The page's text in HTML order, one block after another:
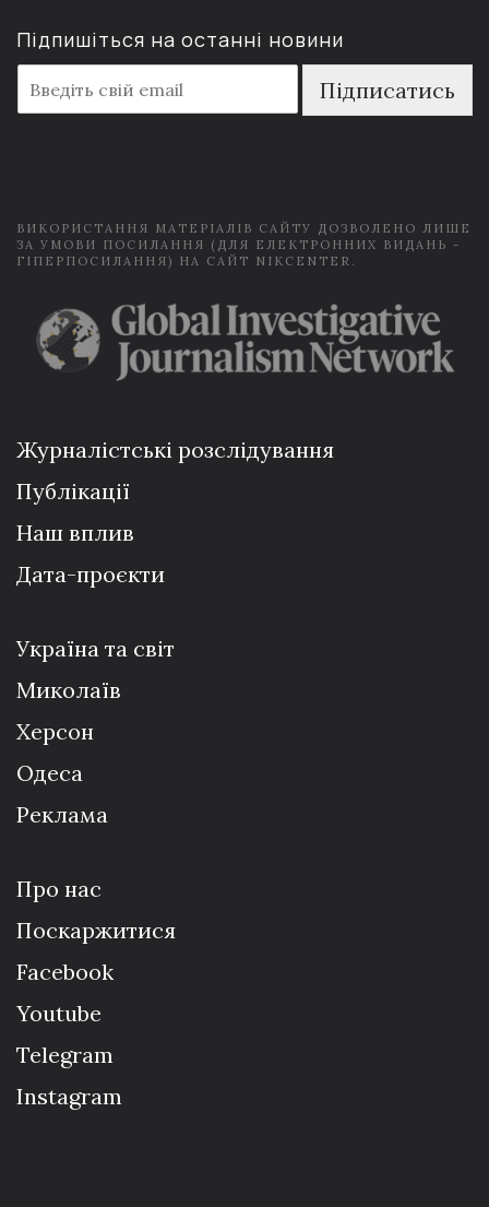
Підпишіться на останні новини
m
a
Підписатись
ВИКОРИСТАННЯ МАТЕРІАЛІВ САЙТУ ДОЗВОЛЕНО ЛИШЕ
ЗА УМОВИ ПОСИЛАННЯ (ДЛЯ ЕЛЕКТРОННИХ ВИДАНЬ -
ГІПЕРПОСИЛАННЯ) НА САЙТ NIKCENTER.
Журналістські розслідування
Публікації
Наш вплив
Дата-проєкти
Україна та світ
Миколаїв
Херсон
Одеса
Реклама
Про нас
Поскаржитися
Facebook
Youtube
Telegram
Instagram